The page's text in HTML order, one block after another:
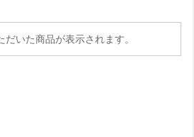
だいた商品が表示されます。